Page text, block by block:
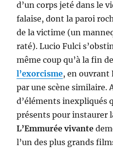
d’un corps jeté dans le
falaise, dont la paroi
de la victime (un
raté). Lucio Fulci
même coup qu’à la fin
l’exorcisme, en ouvrant
par une scène similaire.
d’éléments inexpliqués
présents pour instaurer
L’Emmurée vivante
l’un des plus grands